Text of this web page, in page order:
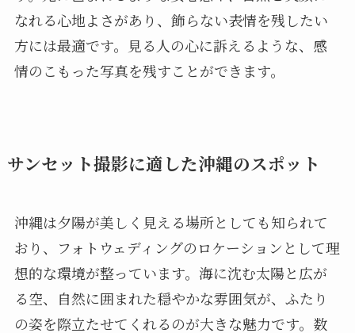
なれる心地よさがあり、飾らない表情を残したい
方には最適です。見る人の心に訴えるような、感
情のこもった写真を残すことができます。
サンセット撮影に適した沖縄のスポット
沖縄は夕陽が美しく見える場所としても知られて
おり、フォトウェディングのロケーションとして理
想的な環境が整っています。海に沈む太陽と広が
る空、自然に囲まれた穏やかな雰囲気が、ふたり
の姿を際立たせてくれるのが大きな魅力です。数